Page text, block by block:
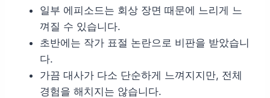
일부 에피소드는 회상 장면 때문에 느리게 느
껴질 수 있습니다.
초반에는 작가 표절 논란으로 비판을 받았습니
다.
가끔 대사가 다소 단순하게 느껴지지만, 전체
경험을 해치지는 않습니다.